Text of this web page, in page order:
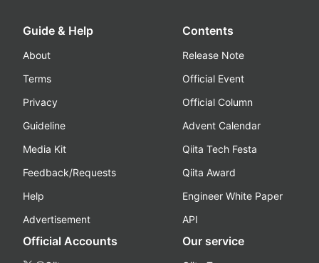
Guide & Help
About
Terms
Privacy
Guideline
Media Kit
Feedback/Requests
Help
Advertisement
Contents
Release Note
Official Event
Official Column
Advent Calendar
Qiita Tech Festa
Qiita Award
Engineer White Paper
API
Official Accounts Our service